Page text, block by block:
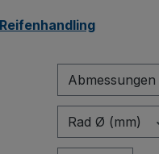
Reifenhandling
Rad Ø (mm)